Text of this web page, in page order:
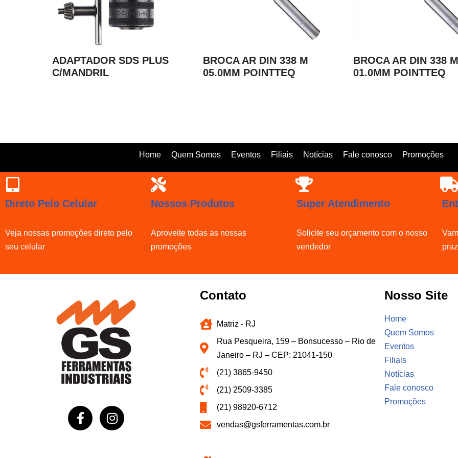
ADAPTADOR SDS PLUS
C/MANDRIL
BROCA AR DIN 338 M
05.0MM POINTTEQ
BROCA AR DIN 338 M
01.0MM POINTTEQ
Home Quem Somos Eventos Filiais Notícias Fale conosco Promoções
Direto Pelo Celular
Veja nossas promoções direto pelo
seu celular
Nossos Produtos
Aproveite todas as nossas
promoções
Super Atendimento
Solicite seu orçamento com o nosso
vendedor
Contato
Matriz - RJ
Rua Pesqueira, 159 – Bonsucesso – Rio de
Janeiro – RJ – CEP: 21041-150
(21) 3865-9450
(21) 2509-3385
(21) 98920-6712
vendas@gsferramentas.com.br
Nosso Site
Home
Quem Somos
Eventos
Filiais
Notícias
Fale conosco
Promoções